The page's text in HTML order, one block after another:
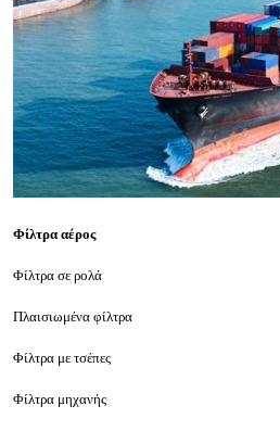
Φίλτρα αέρος
Φίλτρα σε ρολά
Πλαισιωμένα φίλτρα
Φίλτρα με τσέπες
Φίλτρα μηχανής